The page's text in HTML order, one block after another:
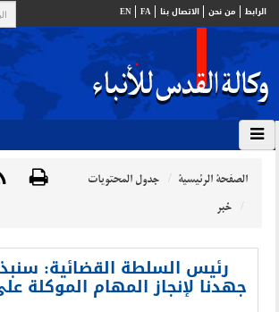
الرابط من نحن الاتصال بنا FA
EN
الصفحة الرئيسية
جدول المحتويات
خبر
رئيس السلطة القضائية:
جهدنا لإنجاز المهام الموكلة